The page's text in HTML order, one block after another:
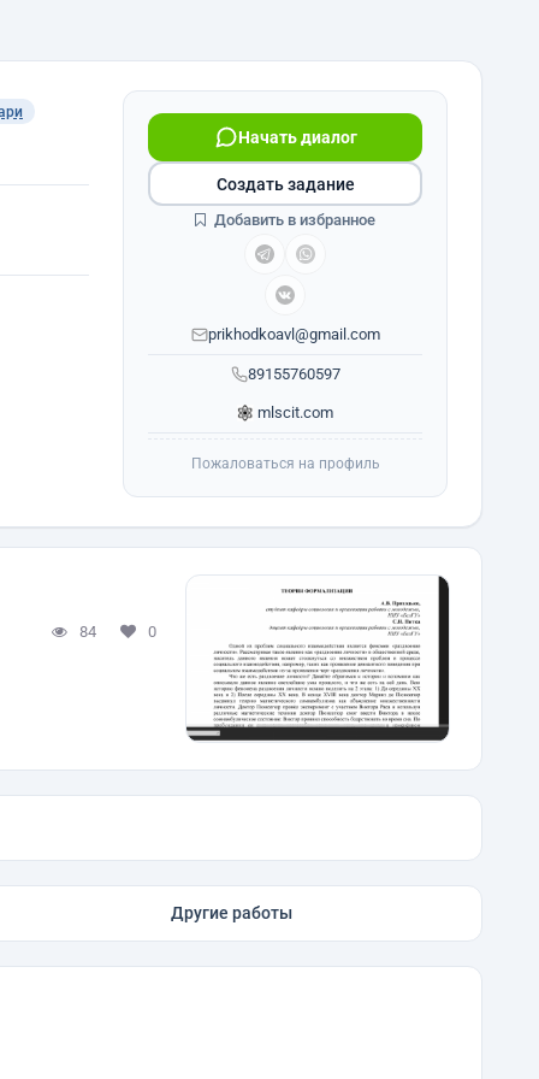
89155760597
Начать диалог
prikhodkoavl@gmail.com
mlscit.com
Создать задание
Добавить в избранное
Пожаловаться на профиль
84 0
Другие работы